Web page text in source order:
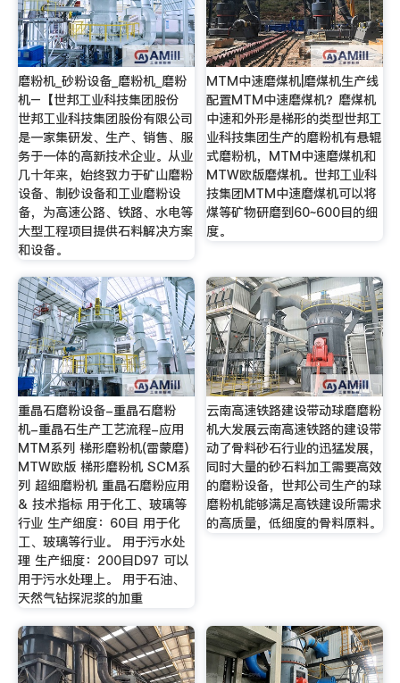
磨粉机_砂粉设备_磨粉机_磨粉
机–【世邦工业科技集团股份
世邦工业科技集团股份有限公司
是一家集研发、生产、销售、服
务于一体的高新技术企业。从业
几十年来，始终致力于矿山磨粉
设备、制砂设备和工业磨粉设
备，为高速公路、铁路、水电等
大型工程项目提供石料解决方案
和设备。
MTM中速磨煤机|磨煤机生产线
配置MTM中速磨煤机？磨煤机
中速和外形是梯形的类型世邦工
业科技集团生产的磨粉机有悬辊
式磨粉机，MTM中速磨煤机和
MTW欧版磨煤机。世邦工业科
技集团MTM中速磨煤机可以将
煤等矿物研磨到60~600目的细
度。
重晶石磨粉设备-重晶石磨粉
机-重晶石生产工艺流程-应用
MTM系列 梯形磨粉机(雷蒙磨)
MTW欧版 梯形磨粉机 SCM系
列 超细磨粉机 重晶石磨粉应用
& 技术指标 用于化工、玻璃等
行业 生产细度：60目 用于化
工、玻璃等行业。 用于污水处
理 生产细度：200目D97 可以
用于污水处理上。 用于石油、
天然气钻探泥浆的加重
云南高速铁路建设带动球磨磨粉
机大发展云南高速铁路的建设带
动了骨料砂石行业的迅猛发展，
同时大量的砂石料加工需要高效
的磨粉设备，世邦公司生产的球
磨粉机能够满足高铁建设所需求
的高质量，低细度的骨料原料。